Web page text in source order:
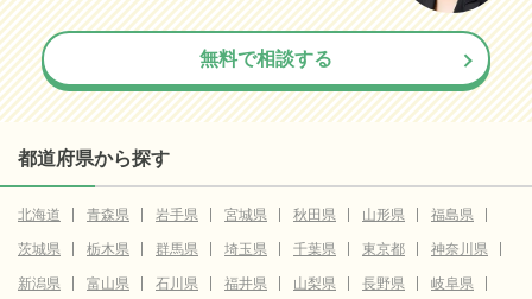
無料で相談する
都道府県から探す
北海道 青森県 岩手県 宮城県 秋田県 山形県
福島県
茨城県
栃木県 群馬県 埼玉県 千葉県 東京都
神奈川県
新潟県
富山県 石川県 福井県 山梨県 長野県
岐阜県